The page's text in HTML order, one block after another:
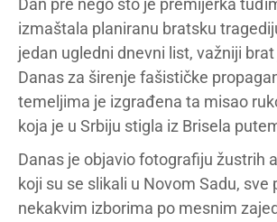
Dan pre nego što je premijerka
izmaštala planiranu bratsku
jedan ugledni dnevni list, važniji
Danas za širenje fašističke
temeljima je izgrađena ta misao
koja je u Srbiju stigla iz Brisela
Danas je objavio fotografiju žustrih
koji su se slikali u Novom Sadu, sve
nekakvim izborima po mesnim